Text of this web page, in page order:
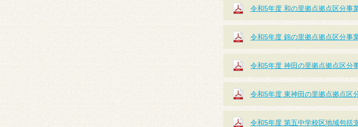
令和5年度 和の里拠点拠点区分事
令和5年度 錦の里拠点拠点区分事
令和5年度 神田の里拠点拠点区分
令和5年度 東神田の里拠点拠点区
令和5年度 第五中学校区地域包括